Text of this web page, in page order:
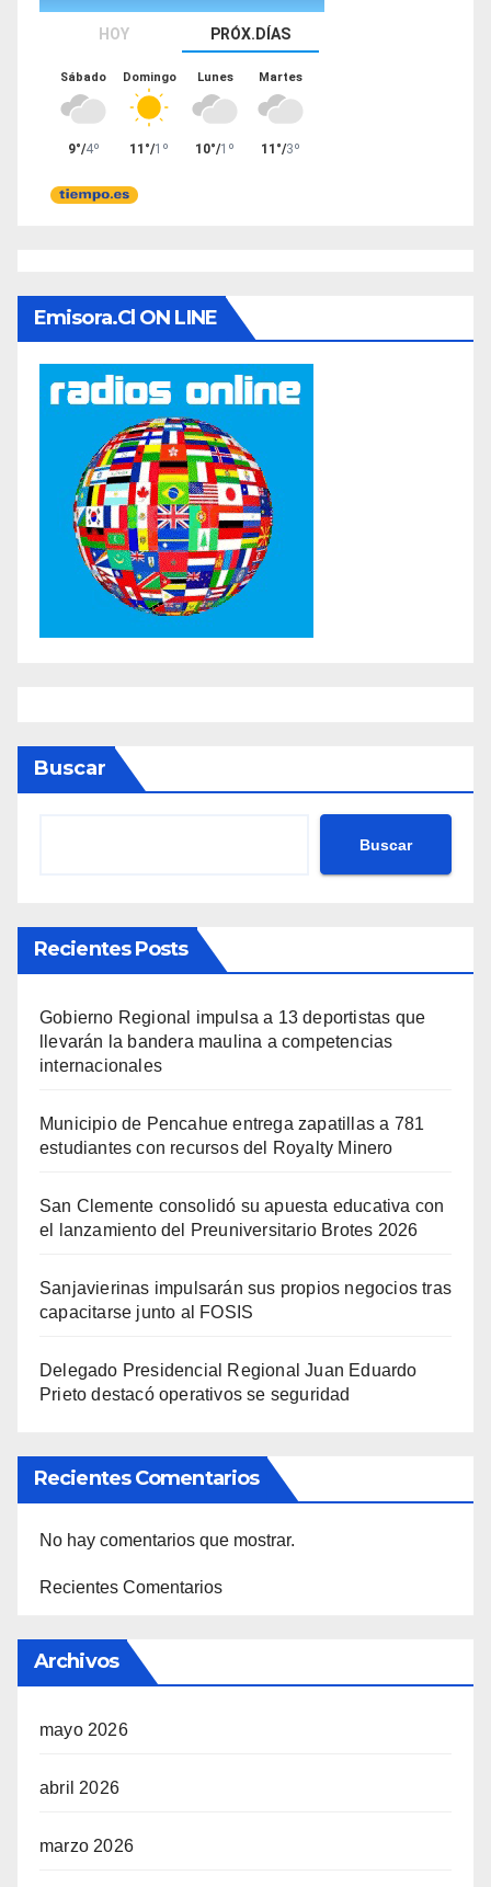
Emisora.cl ON LINE
Buscar
Buscar
Recientes Posts
Gobierno Regional impulsa a 13 deportistas que
llevarán la bandera maulina a competencias
internacionales
Municipio de Pencahue entrega zapatillas a 781
estudiantes con recursos del Royalty Minero
San Clemente consolidó su apuesta educativa con
el lanzamiento del Preuniversitario Brotes 2026
Sanjavierinas impulsarán sus propios negocios tras
capacitarse junto al FOSIS
Delegado Presidencial Regional Juan Eduardo
Prieto destacó operativos se seguridad
Recientes Comentarios
No hay comentarios que mostrar.
Recientes Comentarios
Archivos
mayo 2026
abril 2026
marzo 2026